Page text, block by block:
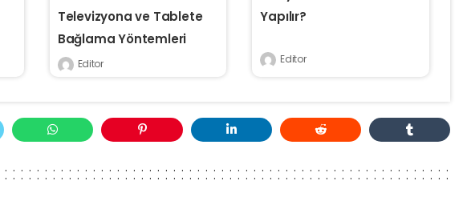
Televizyona ve Tablete
Bağlama Yöntemleri
Editor
Yapılır?
Editor